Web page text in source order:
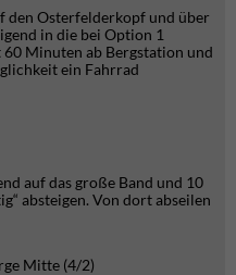
den Osterfelderkopf und über
in die bei Option 1
Minuten ab Bergstation und
ein Fahrrad
auf das große Band und 10
absteigen. Von dort abseilen
Mitte (4/2)